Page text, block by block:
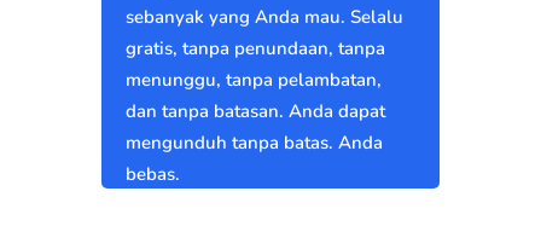
sebanyak yang Anda mau. Selalu
gratis, tanpa penundaan, tanpa
menunggu, tanpa pelambatan,
dan tanpa batasan. Anda dapat
mengunduh tanpa batas. Anda
bebas.